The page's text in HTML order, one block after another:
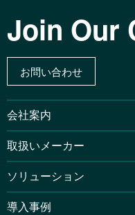
Join Our
お問い合わせ
会社案内
取扱いメーカー
ソリューション
導入事例